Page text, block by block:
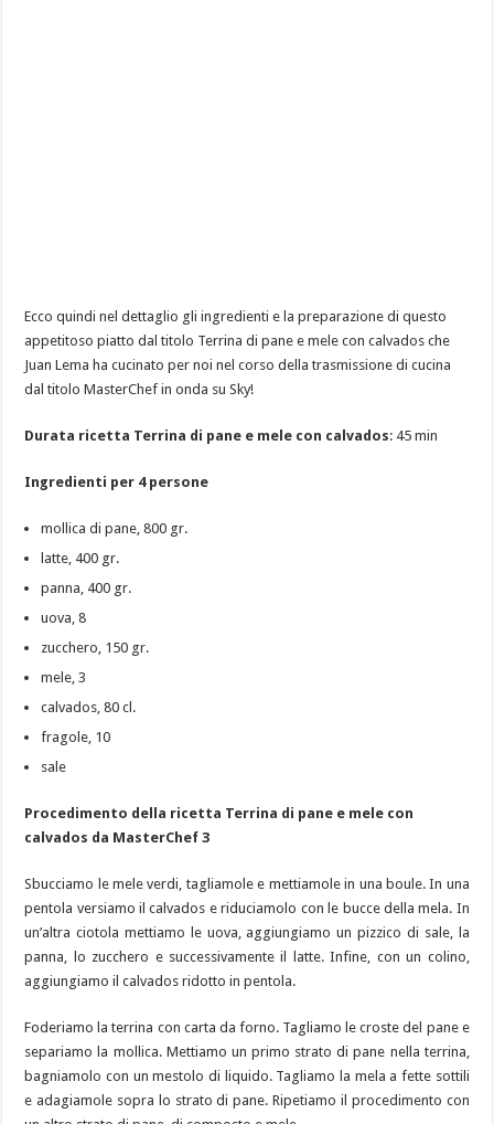
Ecco quindi nel dettaglio gli ingredienti e la preparazione di questo
appetitoso piatto dal titolo Terrina di pane e mele con calvados che
Juan Lema ha cucinato per noi nel corso della trasmissione di cucina
dal titolo MasterChef in onda su Sky!
Durata ricetta Terrina di pane e mele con calvados: 45 min
Ingredienti per 4 persone
mollica di pane, 800 gr.
latte, 400 gr.
panna, 400 gr.
uova, 8
zucchero, 150 gr.
mele, 3
calvados, 80 cl.
fragole, 10
sale
Procedimento della ricetta Terrina di pane e mele con
calvados da MasterChef 3
Sbucciamo le mele verdi, tagliamole e mettiamole in una boule. In una
pentola versiamo il calvados e riduciamolo con le bucce della mela. In
un’altra ciotola mettiamo le uova, aggiungiamo un pizzico di sale, la
panna, lo zucchero e successivamente il latte. Infine, con un colino,
aggiungiamo il calvados ridotto in pentola.
Foderiamo la terrina con carta da forno. Tagliamo le croste del pane e
separiamo la mollica. Mettiamo un primo strato di pane nella terrina,
bagniamolo con un mestolo di liquido. Tagliamo la mela a fette sottili
e adagiamole sopra lo strato di pane. Ripetiamo il procedimento con